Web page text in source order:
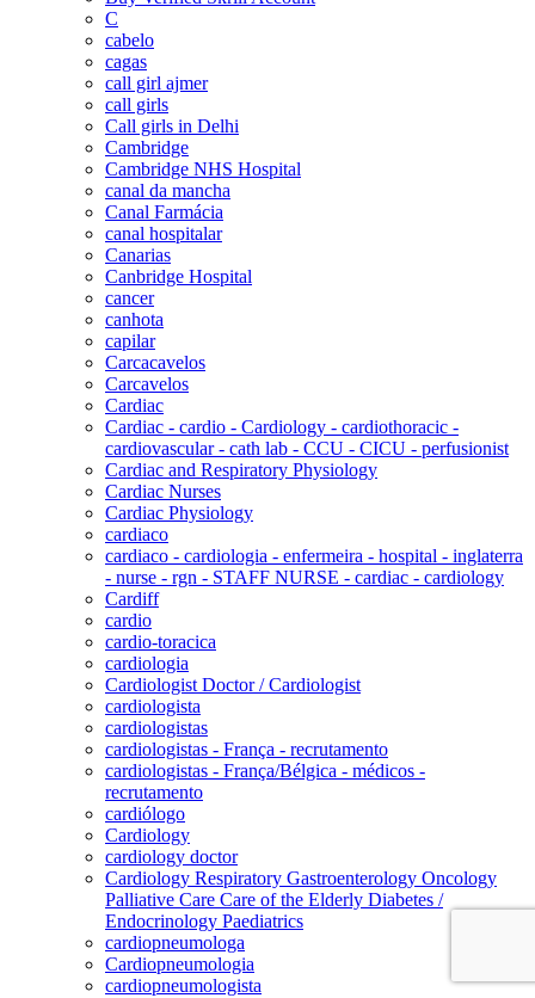
C
cabelo
cagas
call girl ajmer
call girls
Call girls in Delhi
Cambridge
Cambridge NHS Hospital
canal da mancha
Canal Farmácia
canal hospitalar
Canarias
Canbridge Hospital
cancer
canhota
capilar
Carcacavelos
Carcavelos
Cardiac
Cardiac - cardio - Cardiology - cardiothoracic -
cardiovascular - cath lab - CCU - CICU - perfusionist
Cardiac and Respiratory Physiology
Cardiac Nurses
Cardiac Physiology
cardiaco
cardiaco - cardiologia - enfermeira - hospital - inglaterra
- nurse - rgn - STAFF NURSE - cardiac - cardiology
Cardiff
cardio
cardio-toracica
cardiologia
Cardiologist Doctor / Cardiologist
cardiologista
cardiologistas
cardiologistas - França - recrutamento
cardiologistas - França/Bélgica - médicos -
recrutamento
cardiólogo
Cardiology
cardiology doctor
Cardiology Respiratory Gastroenterology Oncology
Palliative Care Care of the Elderly Diabetes /
Endocrinology Paediatrics
cardiopneumologa
Cardiopneumologia
cardiopneumologista